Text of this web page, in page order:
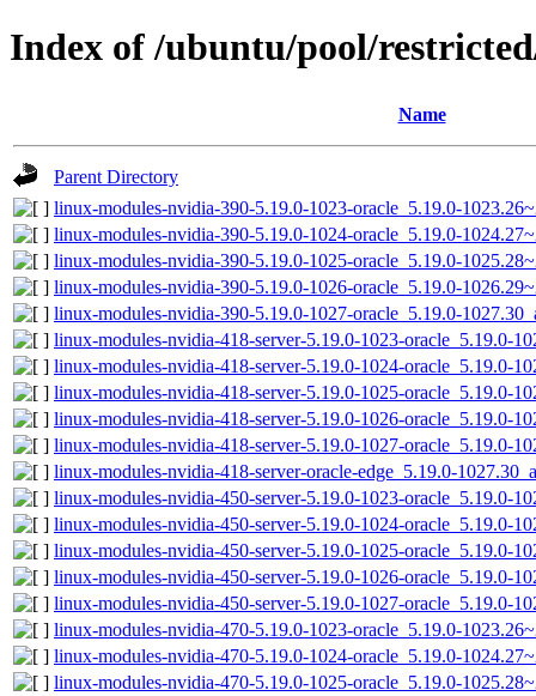
Index of /ubuntu/pool/
Name
Parent Directory
linux-modules-nvidia-390-5.19.0-1023-oracle_5.19.0-
linux-modules-nvidia-390-5.19.0-1024-oracle_5.19.0-
linux-modules-nvidia-390-5.19.0-1025-oracle_5.19.0-
linux-modules-nvidia-390-5.19.0-1026-oracle_5.19.0-
linux-modules-nvidia-390-5.19.0-1027-oracle_5.19.0-
linux-modules-nvidia-418-server-5.19.0-1023-oracle_5.19.0-
linux-modules-nvidia-418-server-5.19.0-1024-oracle_5.19.0-
linux-modules-nvidia-418-server-5.19.0-1025-oracle_5.19.0-
linux-modules-nvidia-418-server-5.19.0-1026-oracle_5.19.0-
linux-modules-nvidia-418-server-5.19.0-1027-oracle_5.19.0-
linux-modules-nvidia-418-server-oracle-edge_5.19.0-
linux-modules-nvidia-450-server-5.19.0-1023-oracle_5.19.0-
linux-modules-nvidia-450-server-5.19.0-1024-oracle_5.19.0-
linux-modules-nvidia-450-server-5.19.0-1025-oracle_5.19.0-
linux-modules-nvidia-450-server-5.19.0-1026-oracle_5.19.0-
linux-modules-nvidia-450-server-5.19.0-1027-oracle_5.19.0-
linux-modules-nvidia-470-5.19.0-1023-oracle_5.19.0-
linux-modules-nvidia-470-5.19.0-1024-oracle_5.19.0-
linux-modules-nvidia-470-5.19.0-1025-oracle_5.19.0-